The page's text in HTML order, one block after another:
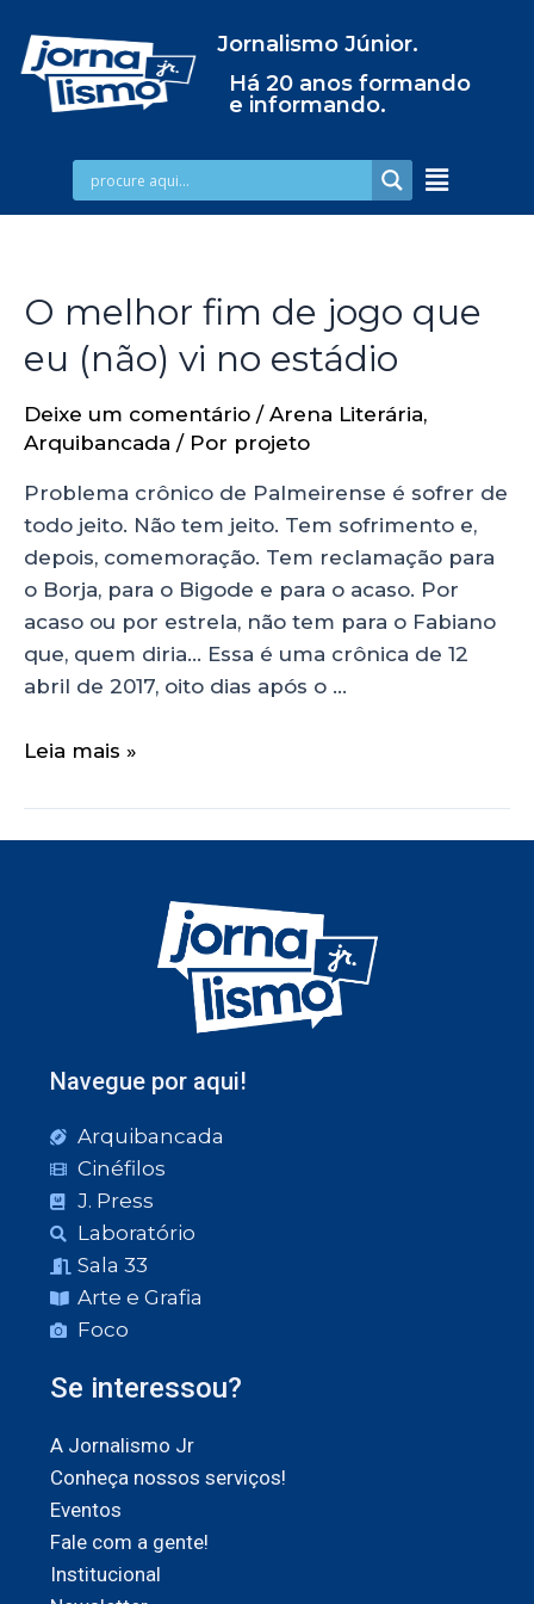
Jornalismo Júnior.
Há 20 anos formando
e informando.
O melhor fim de jogo que
eu (não) vi no estádio
Deixe um comentário / Arena Literária,
Arquibancada / Por projeto
Problema crônico de Palmeirense é sofrer de
todo jeito. Não tem jeito. Tem sofrimento e,
depois, comemoração. Tem reclamação para
o Borja, para o Bigode e para o acaso. Por
acaso ou por estrela, não tem para o Fabiano
que, quem diria… Essa é uma crônica de 12
abril de 2017, oito dias após o …
Leia mais »
Navegue por aqui!
Arquibancada
Cinéfilos
J. Press
Laboratório
Sala 33
Arte e Grafia
Foco
Se interessou?
A Jornalismo Jr
Conheça nossos serviços!
Eventos
Fale com a gente!
Institucional